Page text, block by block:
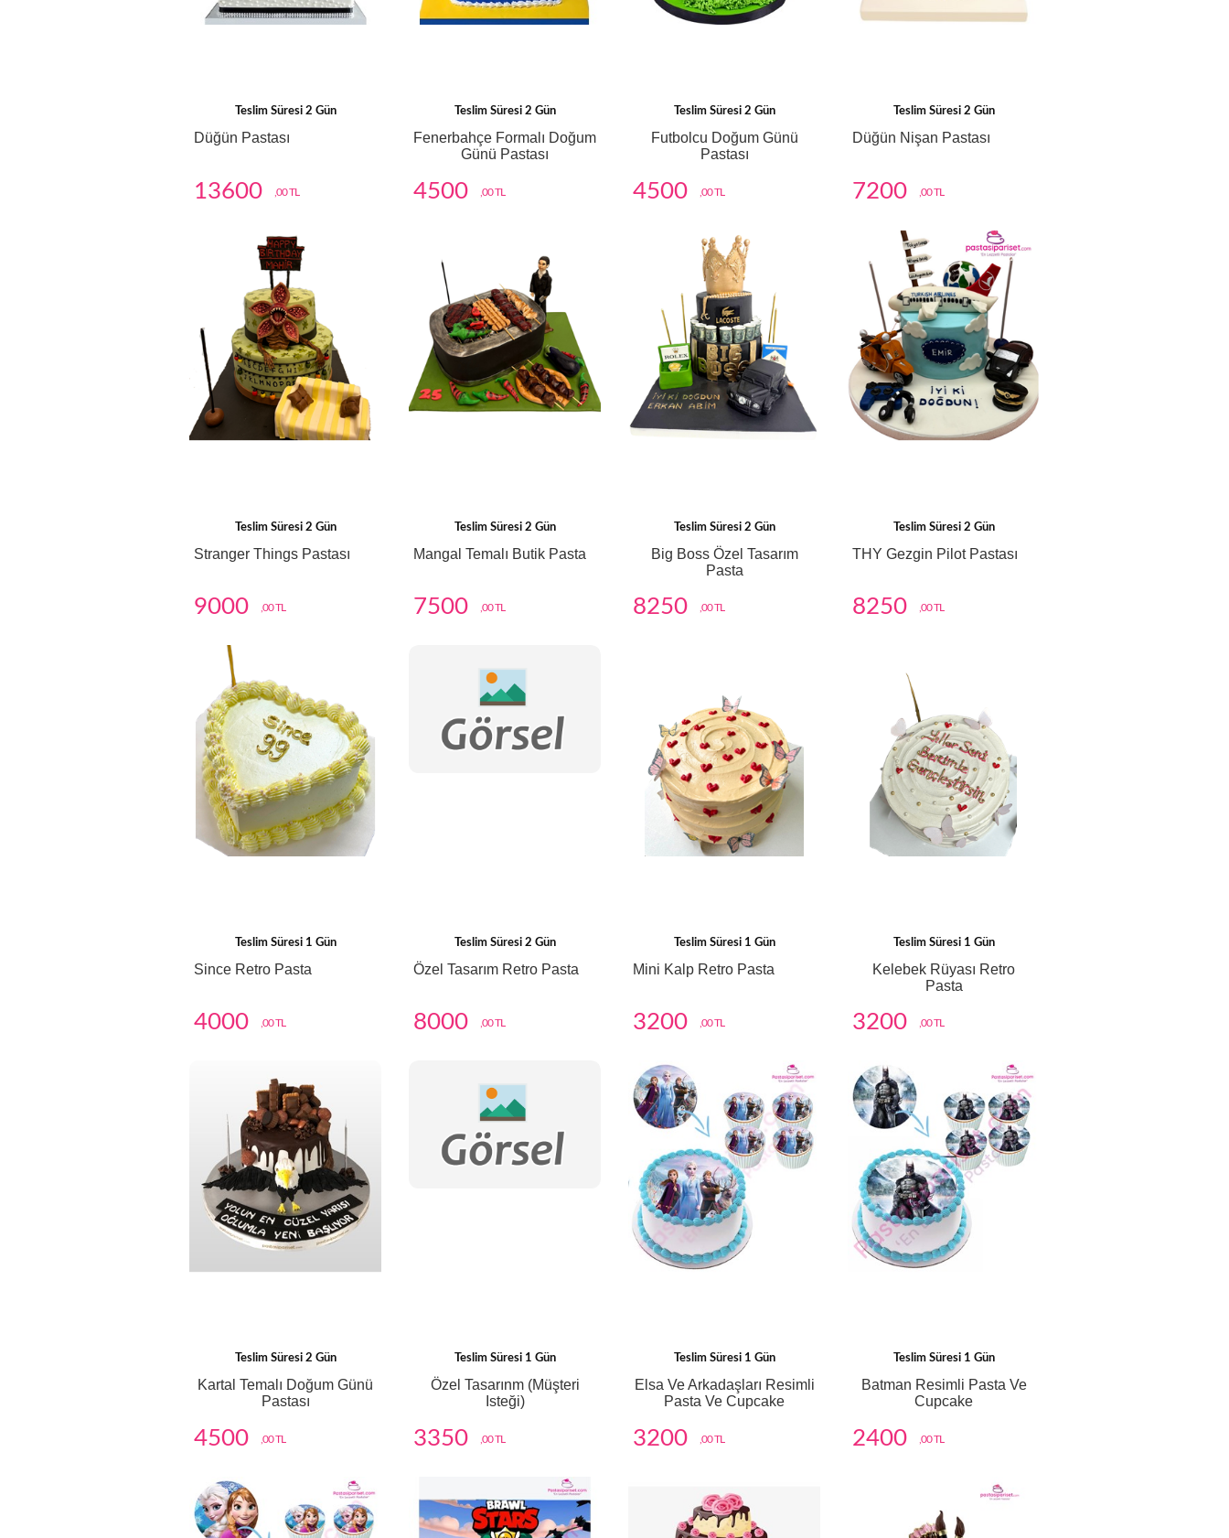
Teslim Süresi 2 Gün
Düğün Pastası
13600 ,00 TL
Teslim Süresi 2 Gün
Fenerbahçe Formalı Doğum
Günü Pastası
4500 ,00 TL
Teslim Süresi 2 Gün
Futbolcu Doğum Günü
Pastası
4500 ,00 TL
Teslim Süresi 2 Gün
Düğün Nişan Pastası
7200 ,00 TL
Teslim Süresi 2 Gün
Stranger Things Pastası
9000 ,00 TL
Teslim Süresi 2 Gün
Mangal Temalı Butik Pasta
7500 ,00 TL
Teslim Süresi 2 Gün
Big Boss Özel Tasarım
Pasta
8250 ,00 TL
Teslim Süresi 2 Gün
THY Gezgin Pilot Pastası
8250 ,00 TL
Teslim Süresi 1 Gün
Since Retro Pasta
4000 ,00 TL
Teslim Süresi 2 Gün
Özel Tasarım Retro Pasta
8000 ,00 TL
Teslim Süresi 1 Gün
Mini Kalp Retro Pasta
3200 ,00 TL
Teslim Süresi 1 Gün
Kelebek Rüyası Retro
Pasta
3200 ,00 TL
Teslim Süresi 2 Gün
Kartal Temalı Doğum Günü
Pastası
4500 ,00 TL
Teslim Süresi 1 Gün
Özel Tasarınm (müşteri
Isteği)
3350 ,00 TL
Teslim Süresi 1 Gün
Elsa Ve Arkadaşları Resimli
Pasta Ve Cupcake
3200 ,00 TL
Teslim Süresi 1 Gün
Batman Resimli Pasta Ve
Cupcake
2400 ,00 TL